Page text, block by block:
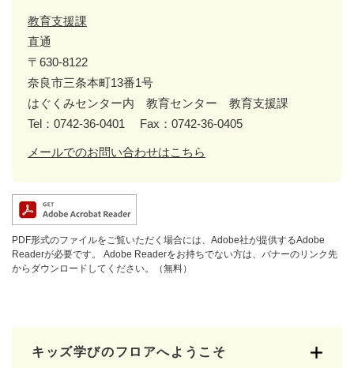
教育支援課
直通
〒630-8122
奈良市三条本町13番1号
はぐくみセンター内 教育センター 教育支援課
Tel：0742-36-0401
Fax：0742-36-0405
メールでのお問い合わせはこちら
PDF形式のファイルをご覧いただく場合には、Adobe社が提供するAdobe
Readerが必要です。
Adobe Readerをお持ちでない方は、バナーのリンク先
からダウンロードしてください。（無料）
キッズ学びのフロアへようこそ